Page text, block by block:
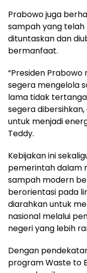
Prabowo juga
sampah yang
dituntaskan dan
bermanfaat.
“Presiden
segera mengelola
lama tidak
segera
untuk menjadi
Teddy.
Kebijakan ini
pemerintah dalam
sampah modern
berorientasi pada
diarahkan untuk
nasional melalui
negeri yang lebih
Dengan
program Waste to